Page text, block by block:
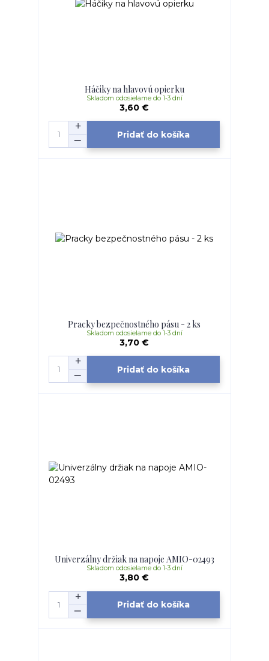
Háčiky na hlavovú opierku
3,60 €
Skladom odosielame do 1-3 dní
Pridať do košíka
Pracky bezpečnostného pásu - 2 ks
3,70 €
Skladom odosielame do 1-3 dní
Pridať do košíka
Univerzálny držiak na napoje AMIO-02493
3,80 €
Skladom odosielame do 1-3 dní
Pridať do košíka